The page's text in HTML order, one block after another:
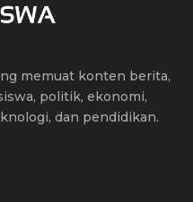
memuat konten berita,
politik, ekonomi,
dan pendidikan.